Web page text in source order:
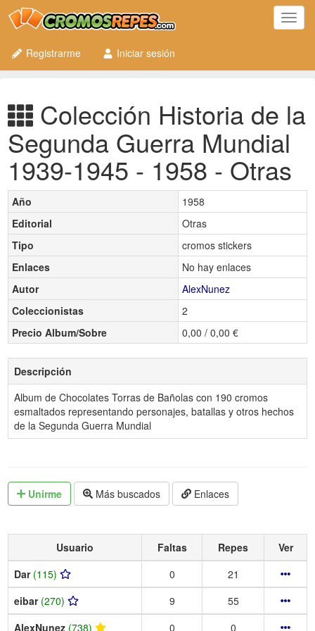
Registrarme
Iniciar sesión
Colección Historia de la
Segunda Guerra Mundial
1939-1945 - 1958 - Otras
Año
1958
Editorial
Otras
Tipo
cromos stickers
Enlaces
No hay enlaces
Autor
AlexNunez
Coleccionistas
2
Precio Album/Sobre
0,00 / 0,00 €
Descripción
Album de Chocolates Torras de Bañolas con 190 cromos
esmaltados representando personajes, batallas y otros hechos
de la Segunda Guerra Mundial
Unirme Más buscados Enlaces
Usuario Faltas Repes
Ver
Dar (115) 0
21
eibar (270) 9
55
AlexNunez (738) 0 0